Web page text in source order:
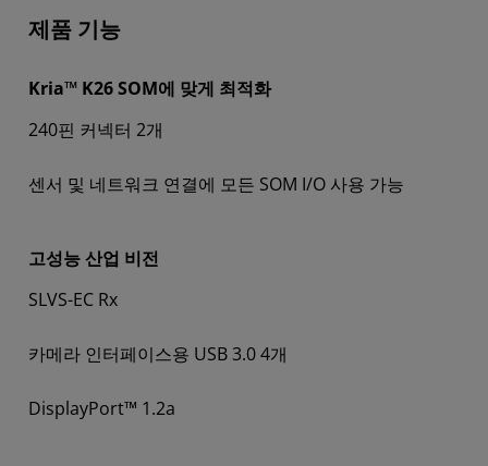
제품 기능
Kria™ K26 SOM에 맞게 최적화
240핀 커넥터 2개
센서 및 네트워크 연결에 모든 SOM I/O 사용 가능
고성능 산업 비전
SLVS-EC Rx
카메라 인터페이스용 USB 3.0 4개
DisplayPort™ 1.2a